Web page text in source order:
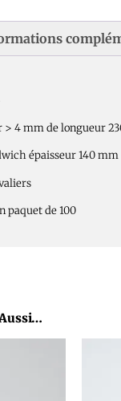
> 4 mm de longueur
épaisseur 140 mm
paquet de 100